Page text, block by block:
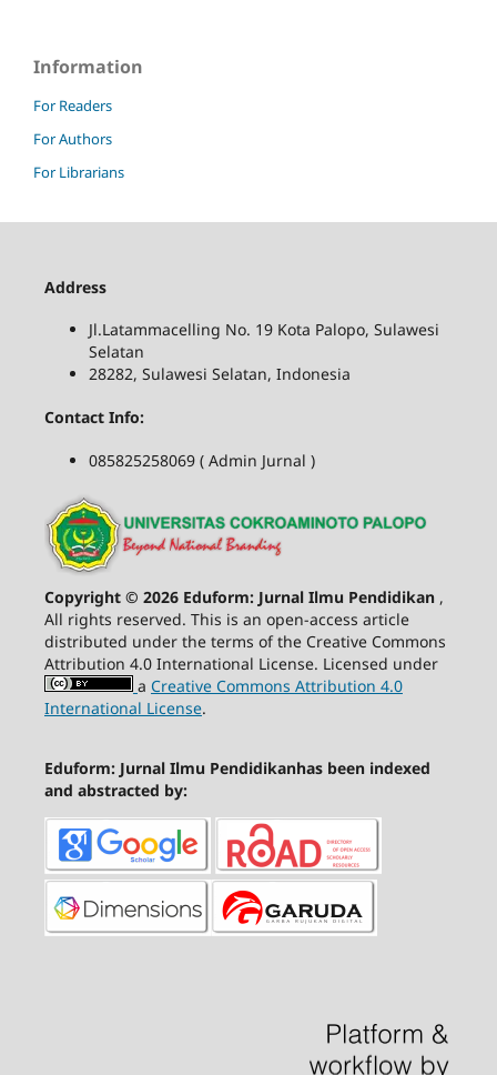
Information
For Readers
For Authors
For Librarians
Address
Jl.Latammacelling No. 19 Kota Palopo, Sulawesi
Selatan
28282, Sulawesi Selatan, Indonesia
Contact Info:
085825258069 ( Admin Jurnal )
Copyright © 2026 Eduform: Jurnal Ilmu Pendidikan ,
All rights reserved. This is an open-access article
distributed under the terms of the Creative Commons
Attribution 4.0 International License. Licensed under
a Creative Commons Attribution 4.0
International License.
Eduform: Jurnal Ilmu Pendidikanhas been indexed
and abstracted by: